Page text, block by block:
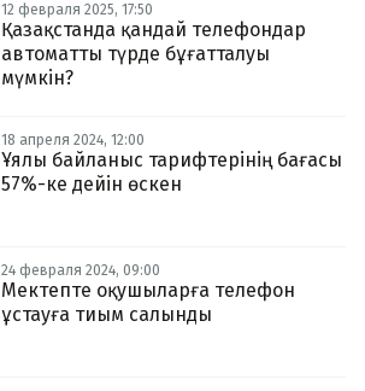
12 февраля 2025, 17:50
Қазақстанда қандай телефондар
автоматты түрде бұғатталуы
мүмкін?
18 апреля 2024, 12:00
Ұялы байланыс тарифтерінің бағасы
57%-ке дейін өскен
24 февраля 2024, 09:00
Мектепте оқушыларға телефон
ұстауға тиым салынды